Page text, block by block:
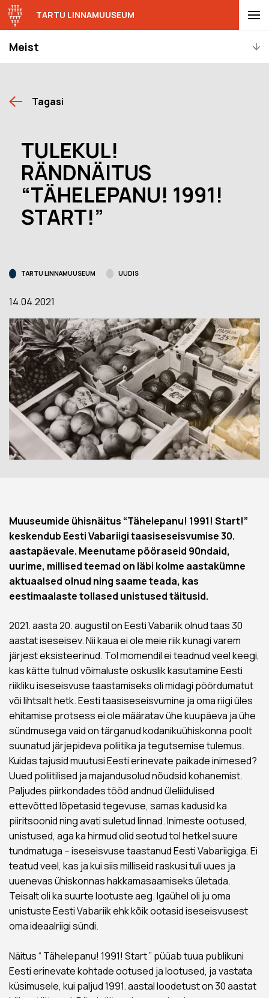
Meist
TARTU LINNAMUUSEUM
Tagasi
TULEKUL!
RÄNDNÄITUS
“TÄHELEPANU! 1991!
START!”
TARTU LINNAMUUSEUM UUDIS
14.04.2021
Muuseumide ühisnäitus “Tähelepanu! 1991! Start!”
keskendub Eesti Vabariigi taasiseseisvumise 30.
aastapäevale. Meenutame pööraseid 90ndaid,
uurime, millised teemad on läbi kolme aastakümne
aktuaalsed olnud ning saame teada, kas
eestimaalaste tollased unistused täitusid.
2021. aasta 20. augustil on Eesti Vabariik olnud taas 30
aastat iseseisev. Nii kaua ei ole meie riik kunagi varem
järjest eksisteerinud. Tol momendil ei teadnud veel keegi,
kas kätte tulnud võimaluste oskuslik kasutamine Eesti
riikliku iseseisvuse taastamiseks oli midagi pöördumatut
või lihtsalt hetk. Eesti taasiseseisvumine ja oma riigi üles
ehitamise protsess ei ole määratav ühe kuupäeva ja ühe
sündmusega vaid on tärganud kodanikuühiskonna poolt
suunatud järjepideva poliitika ja tegutsemise tulemus.
Kuidas tajusid muutusi Eesti erinevate paikade inimesed?
Uued poliitilised ja majandusolud nõudsid kohanemist.
Paljudes piirkondades tööd andnud üleliidulised
ettevõtted lõpetasid tegevuse, samas kadusid ka
piiritsoonid ning avati suletud linnad. Inimeste ootused,
unistused, aga ka hirmud olid seotud tol hetkel suure
tundmatuga – iseseisvuse taastanud Eesti Vabariigiga. Ei
teatud veel, kas ja kui siis milliseid raskusi tuli uues ja
uuenevas ühiskonnas hakkamasaamiseks ületada.
Teisalt oli ka suurte lootuste aeg. Igaühel oli ju oma
unistuste Eesti Vabariik ehk kõik ootasid iseseisvusest
oma ideaalriigi sündi.
Näitus “ Tähelepanu! 1991! Start ” püüab tuua publikuni
Eesti erinevate kohtade ootused ja lootused, ja vastata
küsimusele, kui paljud 1991. aastal loodetust on 30 aastat